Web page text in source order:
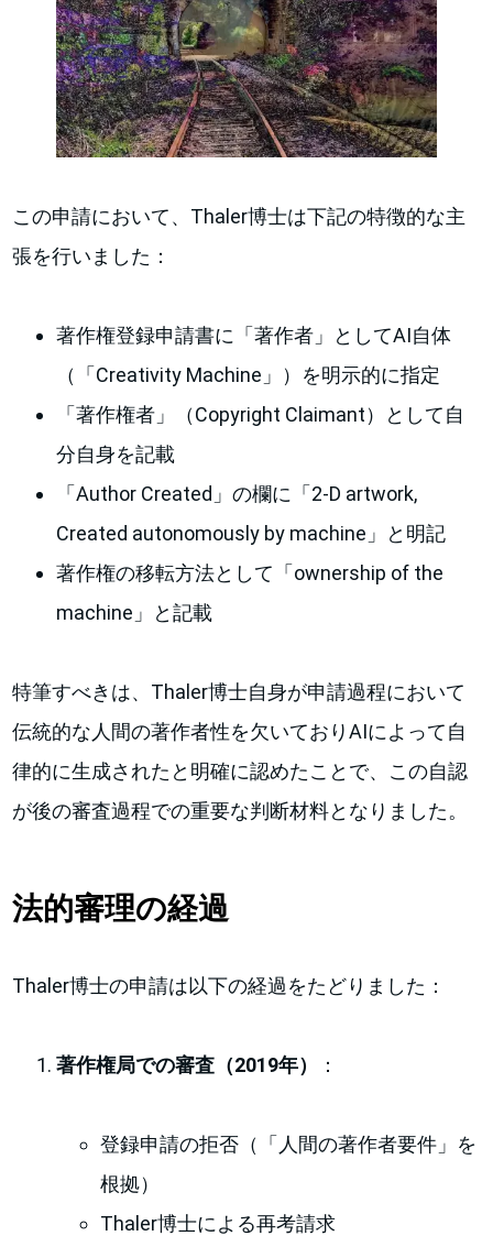
この申請において、Thaler博士は下記の特徴的な主
張を行いました：
著作権登録申請書に「著作者」としてAI自体
（「Creativity Machine」）を明示的に指定
「著作権者」（Copyright Claimant）として自
分自身を記載
「Author Created」の欄に「2-D artwork,
Created autonomously by machine」と明記
著作権の移転方法として「ownership of the
machine」と記載
特筆すべきは、Thaler博士自身が申請過程において
伝統的な人間の著作者性を欠いておりAIによって自
律的に生成されたと明確に認めたことで、この自認
が後の審査過程での重要な判断材料となりました。
法的審理の経過
Thaler博士の申請は以下の経過をたどりました：
著作権局での審査（2019年） ：
登録申請の拒否（「人間の著作者要件」を
根拠）
Thaler博士による再考請求